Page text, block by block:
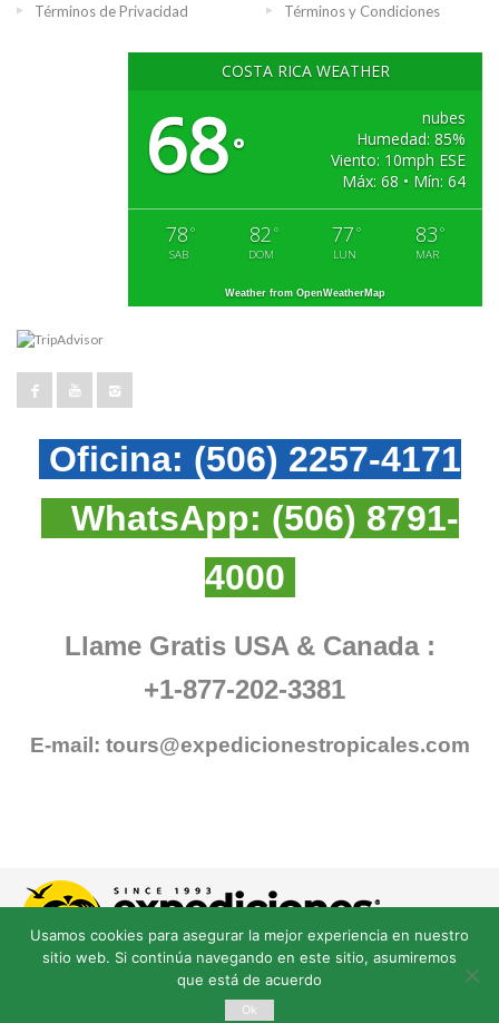
Términos de Privacidad Términos y Condiciones
COSTA RICA WEATHER
68°
nubes
Humedad: 85%
Viento: 10mph ESE
Máx: 68 • Mín: 64
78 °
SAB
82 °
DOM
77 °
LUN
83 °
MAR
Weather from OpenWeatherMap
Oficina: (506) 2257-4171
WhatsApp: (506) 8791-
4000
Llame Gratis USA & Canada :
+1-877-202-3381
E-mail: tours@expedicionestropicales.com
© Derechos Reservados expedicionestropicales.com
Usamos cookies para asegurar la mejor experiencia en nuestro
sitio web. Si continúa navegando en este sitio, asumiremos
que está de acuerdo
Ok